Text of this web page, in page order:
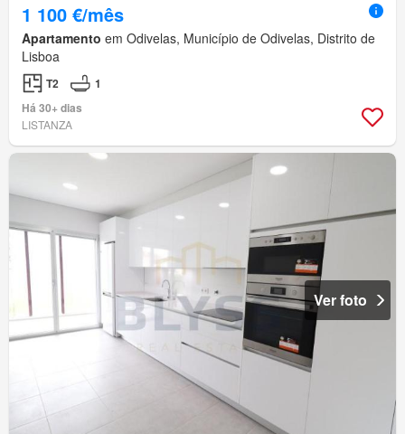
1 100 €/mês
Apartamento em Odivelas, Município de Odivelas, Distrito de
Lisboa
T2
1
Há 30+ dias
LISTANZA
Ver foto